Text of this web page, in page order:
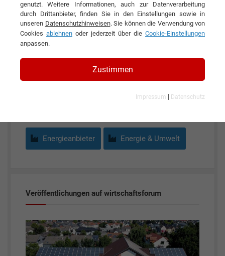
KONTAKT
Stadtwerke Lippstadt GmbH
Energieanbieter Energie & Umwelt
Veröffentlichungen auf wirtschaftsforum
genutzt. Weitere Informationen, auch zur Datenverarbeitung
durch Drittanbieter, finden Sie in den Einstellungen sowie in
unseren Datenschutzhinweisen. Sie können die Verwendung von
Cookies ablehnen oder jederzeit über die Cookie-Einstellungen
anpassen.
Zustimmen
Impressum | Datenschutz